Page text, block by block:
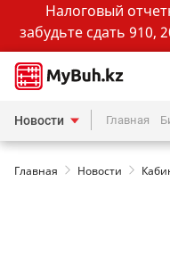
Налоговый
забудьте сдать 910,
Новости Главная
Главная Новости